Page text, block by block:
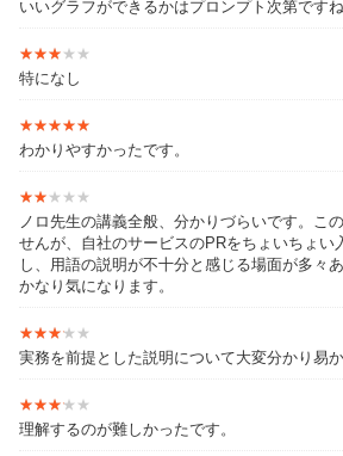
いいグラフができるかはプロンプト次第ですね
★★★★★
★★★★★
特になし
★★★★★
★★★★★
わかりやすかったです。
★★★★★
★★★★★
ノロ先生の講義全般、分かりづらいです。こ
せんが、自社のサービスのPRをちょいちょい
し、用語の説明が不十分と感じる場面が多々
かなり気になります。
★★★★★
★★★★★
実務を前提とした説明について大変分かり易か
★★★★★
★★★★★
理解するのが難しかったです。